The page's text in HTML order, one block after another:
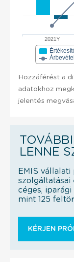
2021Y
Hozzáférést a
adatokhoz
jelentés
LENNE
EMIS
szolgáltatásai
céges,
mint 125
KÉRJEN